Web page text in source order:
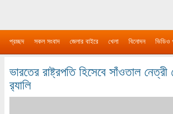
প্রচ্ছদ সকল সংবাদ জেলার বাইরে খেলা বিনোদন ভিডিও
ভারতের রাষ্ট্রপতি হিসেবে সাঁওতাল নেত্রী
র‌্যালি